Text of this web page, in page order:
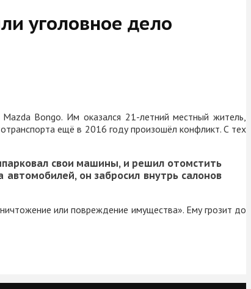
уголовное дело
Mazda Bongo. Им оказался 21-летний местный житель,
ещё в 2016 году произошёл конфликт. С тех
свои машины, и решил отомстить
он забросил внутрь салонов
или повреждение имущества». Ему грозит до